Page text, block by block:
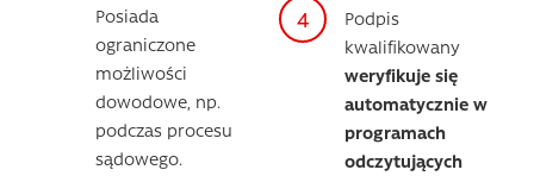
Posiada
ograniczone
możliwości
dowodowe, np.
podczas procesu
sądowego.
Podpis
kwalifikowany
weryfikuje się
automatycznie w
programach
odczytujących